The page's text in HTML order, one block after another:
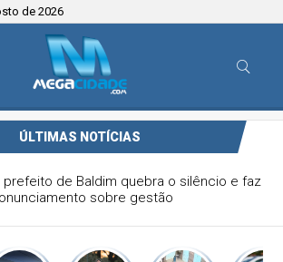
de 2026
ÚLTIMAS NOTÍCIAS
critica falta de investimentos na
e cobra ação da Prefeitura